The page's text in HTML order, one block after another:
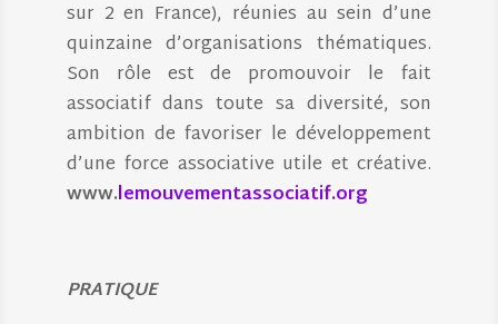
sur 2 en France), réunies au sein d’une
quinzaine d’organisations thématiques.
Son rôle est de promouvoir le fait
associatif dans toute sa diversité, son
ambition de favoriser le développement
d’une force associative utile et créative.
www.lemouvementassociatif.org
PRATIQUE